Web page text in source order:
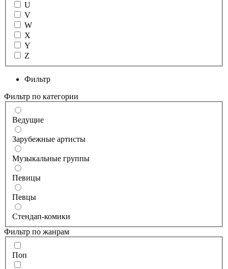
U
V
W
X
Y
Z
Фильтр
Фильтр по категории
Ведущие
Зарубежные артисты
Музыкальные группы
Певицы
Певцы
Стендап-комики
Фильтр по жанрам
Поп